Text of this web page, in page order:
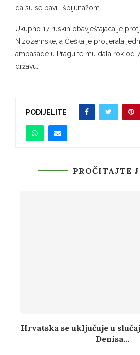
da su se bavili špijunažom.
Ukupno 17 ruskih obavještajaca je
Nizozemske, a Češka je protjerala
ambasade u Pragu te mu dala rok od
državu.
PODIJELITE
PROČITAJTE
Hrvatska se uključuje u
Denisa...